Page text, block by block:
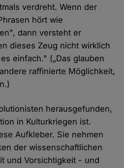
verdreht. Wenn der
hört wie
dann versteht er
dieses Zeug nicht wirklich
einfach." („Das glauben
raffinierte Möglichkeit,
herausgefunden,
in Kulturkriegen ist.
Aufkleber. Sie nehmen
der wissenschaftlichen
und Vorsichtigkeit - und